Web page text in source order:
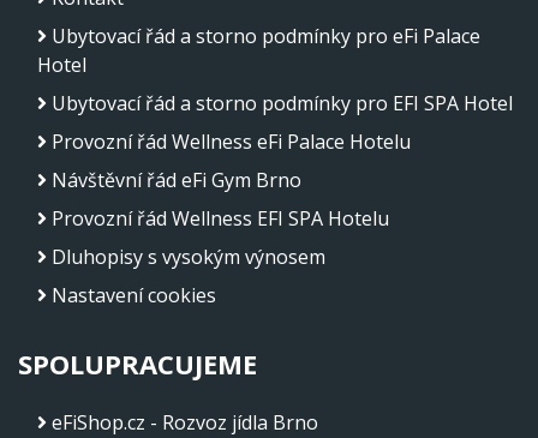
Ubytovací řád a storno podmínky pro eFi Palace
Hotel
Ubytovací řád a storno podmínky pro EFI SPA Hotel
Provozní řád Wellness eFi Palace Hotelu
Návštěvní řád eFi Gym Brno
Provozní řád Wellness EFI SPA Hotelu
Dluhopisy s vysokým výnosem
Nastavení cookies
SPOLUPRACUJEME
eFiShop.cz - Rozvoz jídla Brno